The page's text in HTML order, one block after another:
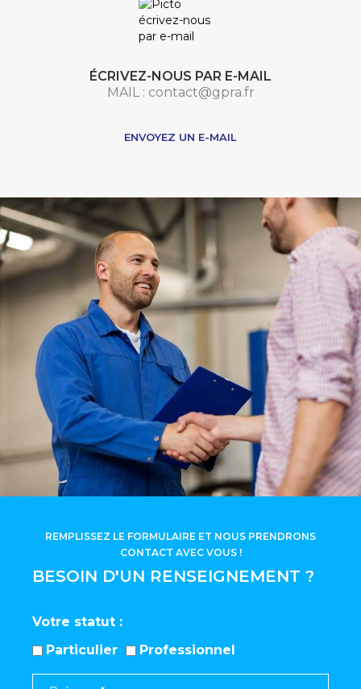
ÉCRIVEZ-NOUS PAR E-MAIL
MAIL : contact@gpra.fr
ENVOYEZ UN E-MAIL
BESOIN D'UN RENSEIGNEMENT ?
REMPLISSEZ LE FORMULAIRE ET NOUS PRENDRONS
CONTACT AVEC VOUS !
Votre statut
Particulier
Professionnel